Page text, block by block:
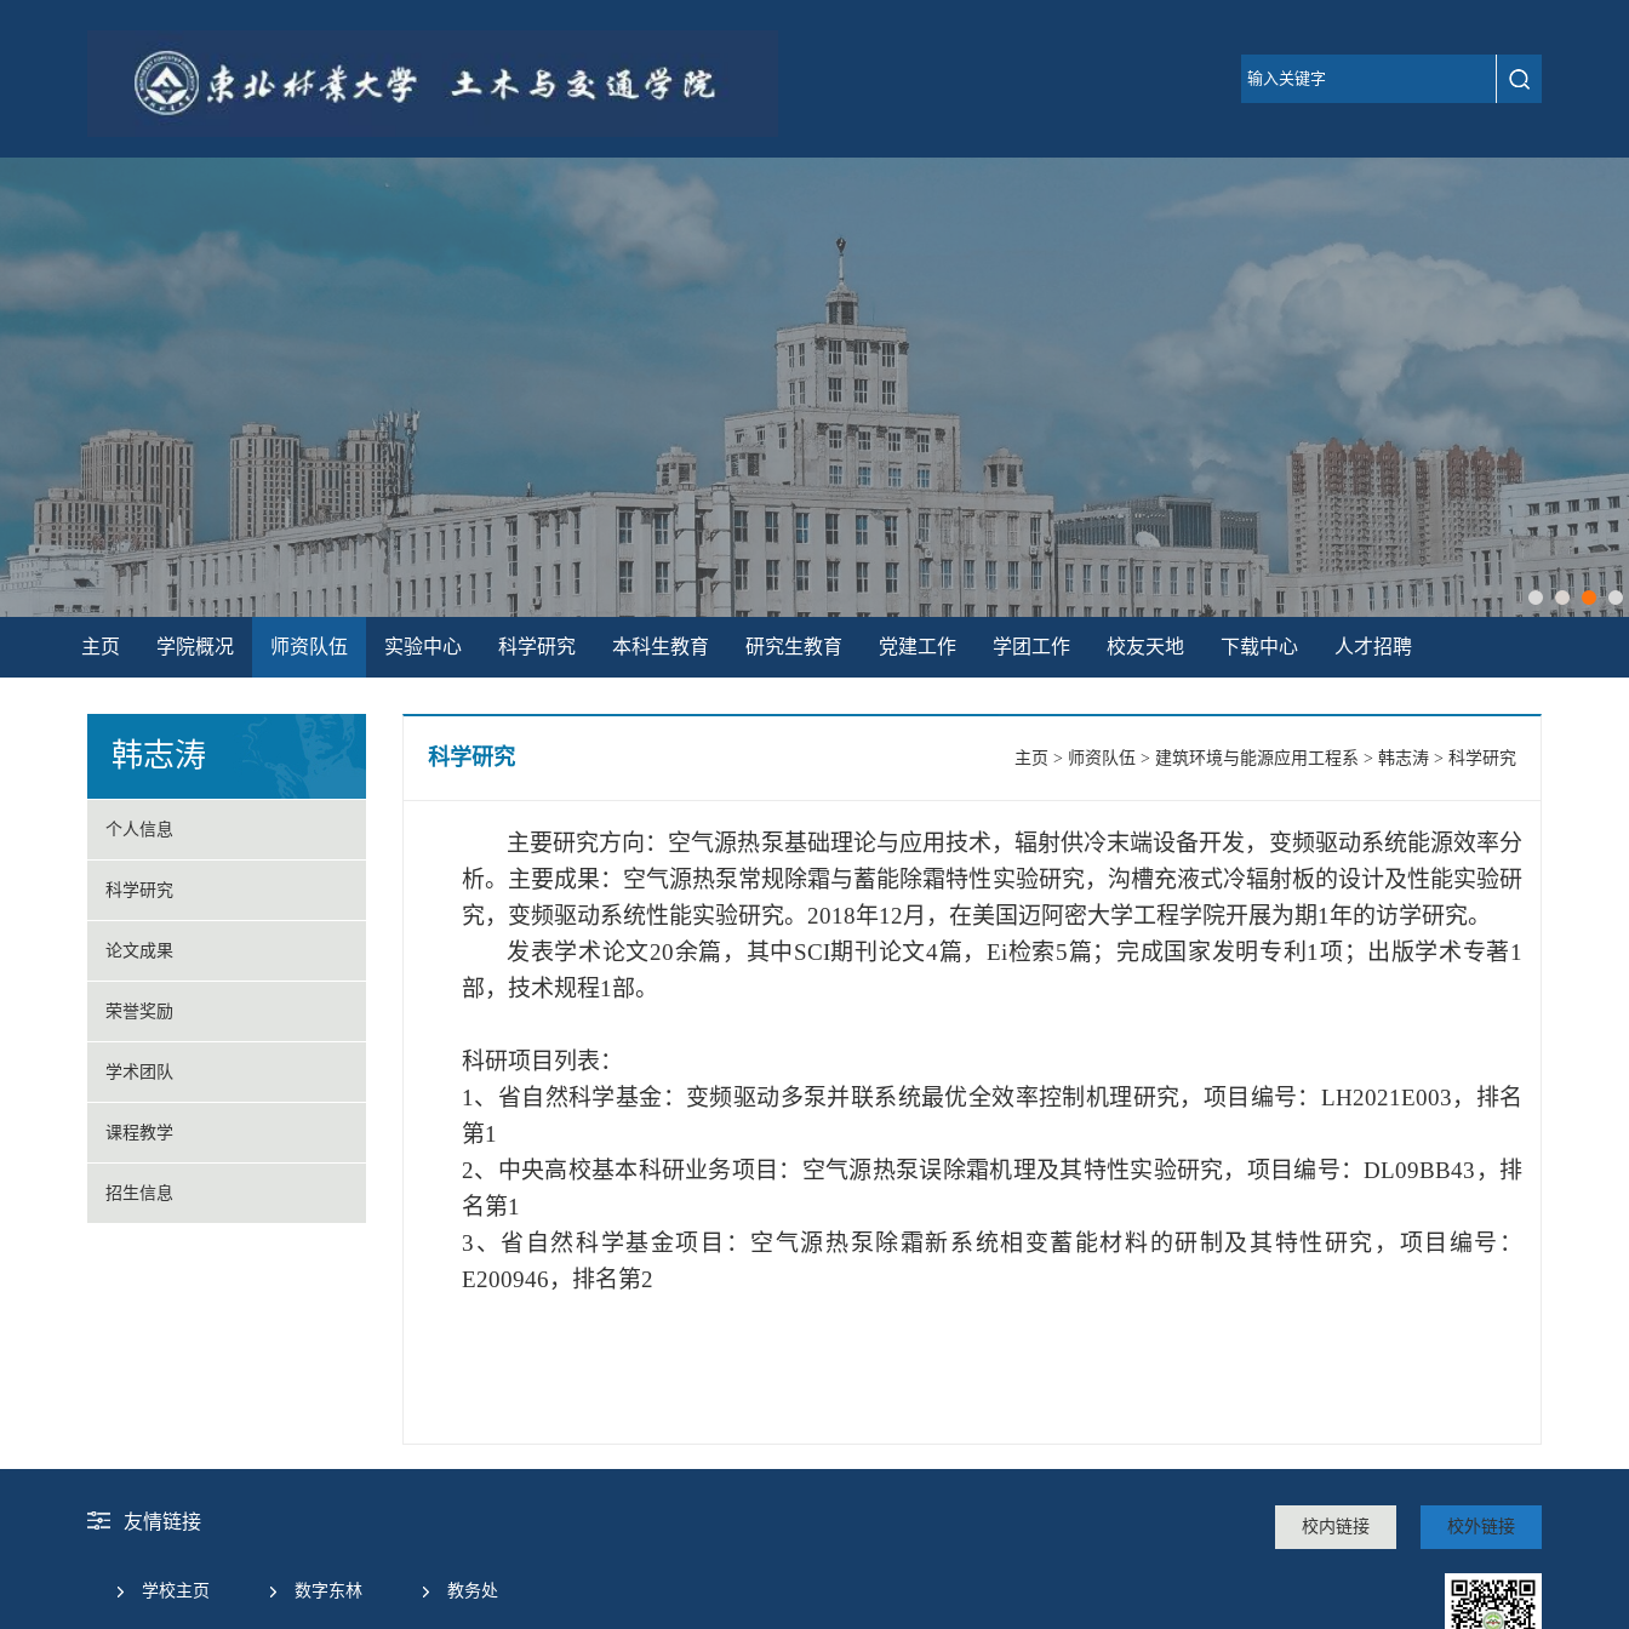
主页 学院概况 师资队伍 实验中心 科学研究 本科生教育 研究生教育 党建工作 学团工作 校友天地 下载中心 人才招聘
韩志涛
个人信息
科学研究
论文成果
荣誉奖励
学术团队
课程教学
招生信息
科学研究 主页 > 师资队伍 > 建筑环境与能源应用工程系 > 韩志涛 > 科学研究
主要研究方向：空气源热泵基础理论与应用技术，辐射供冷末端设备开发，变频驱动系统能源效率分
析。主要成果：空气源热泵常规除霜与蓄能除霜特性实验研究，沟槽充液式冷辐射板的设计及性能实验研
究，变频驱动系统性能实验研究。 2018年12月，在美国迈阿密大学工程学院开展为期1 年的访学研究。
发表学术论文20余篇，其中SCI期刊论文4篇，Ei检索5篇；完成国家发明专利 1 项；出版学术专著1
部，技术规程1 部。
科研项目列表：
1 、省自然科学基金：变频驱动多泵并联系统最优全效率控制机理研究，项目编号： LH2021E003，排名
第1
2、中央高校基本科研业务项目：空气源热泵误除霜机理及其特性实验研究，项目编号：DL09BB43 ，排
名第1
3、省自然科学基金项目：空气源热泵除霜新系统相变蓄能材料的研制及其特性研究，项目编号：
E200946，排名第2
友情链接 校外链接
校内链接
学校主页 数字东林 教务处